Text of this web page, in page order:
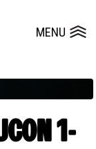
MENU
Salles
1-